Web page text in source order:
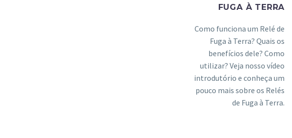
FUGA À TERRA
Como funciona um Relé de
Fuga à Terra? Quais os
benefícios dele? Como
utilizar? Veja nosso vídeo
introdutório e conheça um
pouco mais sobre os Relés
de Fuga à Terra.